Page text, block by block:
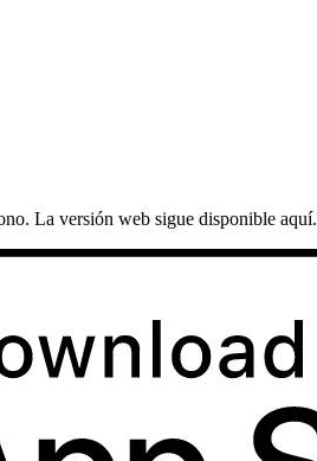
La versión web sigue disponible aquí.